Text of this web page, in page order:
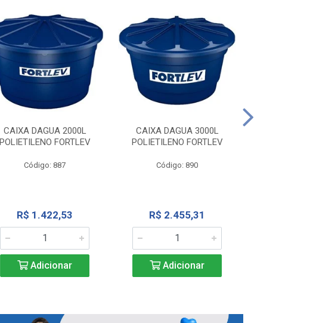
CAIXA DAGUA 2000L
POLIETILENO FORTLEV
Código: 887
R$ 1.422,53
Adicionar
CAIXA DAGUA 3000L
POLIETILENO FORTLEV
Código: 890
R$ 2.455,31
Adicionar